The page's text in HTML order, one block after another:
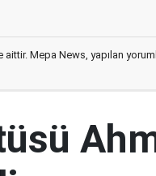
Mepa News, yapılan